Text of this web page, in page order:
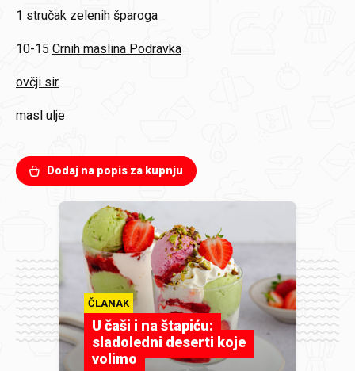
1 stručak zelenih šparoga
10-15 Crnih maslina Podravka
ovčji sir
masl ulje
Dodaj na popis za kupnju
ČLANAK
U čaši i na štapiću:
sladoledni deserti koje
volimo